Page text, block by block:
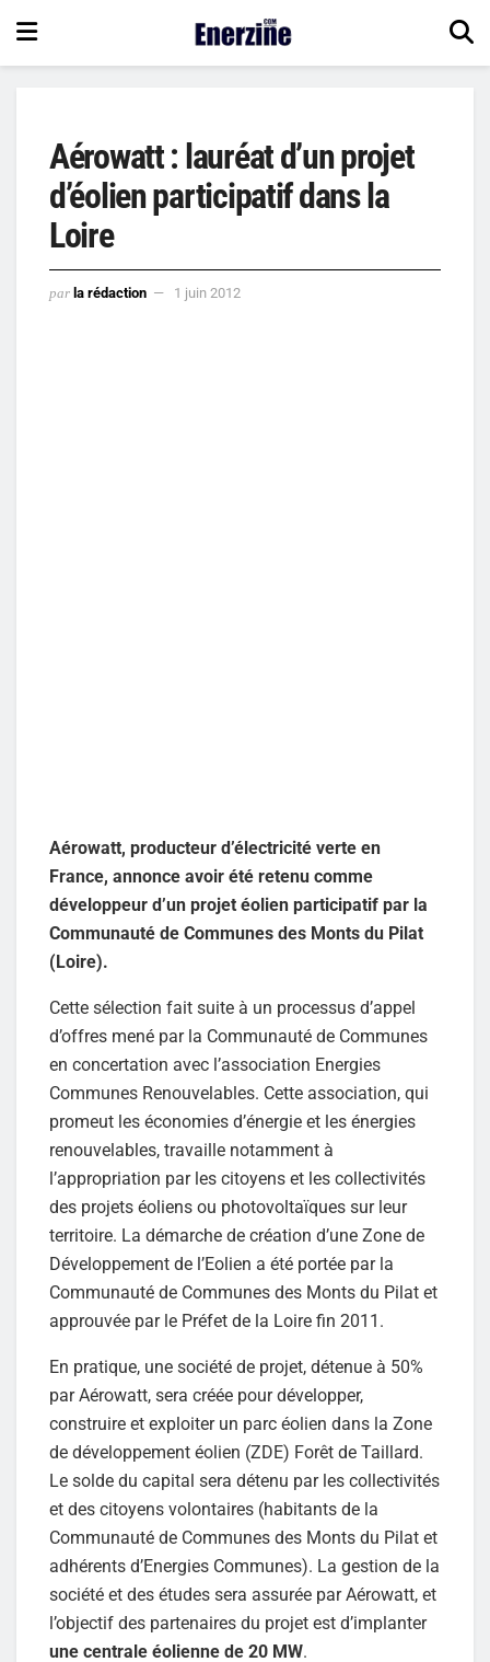
Aérowatt : lauréat d’un projet
d’éolien participatif dans la
Loire
par la rédaction 1 juin 2012
Aérowatt, producteur d’électricité verte en
France, annonce avoir été retenu comme
développeur d’un projet éolien participatif par la
Communauté de Communes des Monts du Pilat
(Loire).
Cette sélection fait suite à un processus d’appel
d’offres mené par la Communauté de Communes
en concertation avec l’association Energies
Communes Renouvelables. Cette association, qui
promeut les économies d’énergie et les énergies
renouvelables, travaille notamment à
l’appropriation par les citoyens et les collectivités
des projets éoliens ou photovoltaïques sur leur
territoire. La démarche de création d’une Zone de
Développement de l’Eolien a été portée par la
Communauté de Communes des Monts du Pilat et
approuvée par le Préfet de la Loire fin 2011.
En pratique, une société de projet, détenue à 50%
par Aérowatt, sera créée pour développer,
construire et exploiter un parc éolien dans la Zone
de développement éolien (ZDE) Forêt de Taillard.
Le solde du capital sera détenu par les collectivités
et des citoyens volontaires (habitants de la
Communauté de Communes des Monts du Pilat et
adhérents d’Energies Communes). La gestion de la
société et des études sera assurée par Aérowatt, et
l’objectif des partenaires du projet est d’implanter
une centrale éolienne de 20 MW.